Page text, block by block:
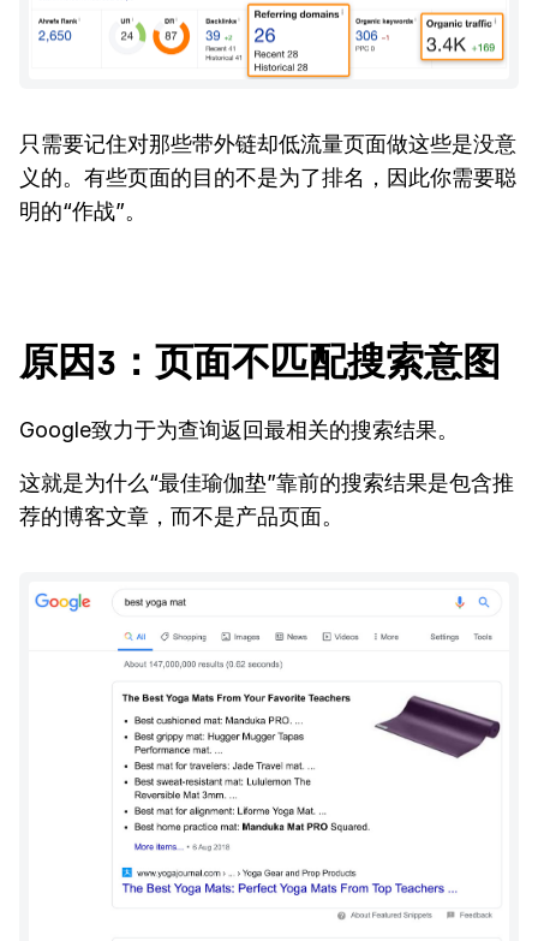
只需要记住对那些带外链却低流量页面做这些是没意
义的。有些页面的目的不是为了排名，因此你需要聪
明的“作战”。
原因3：页面不匹配搜索意图
Google致力于为查询返回最相关的搜索结果。
这就是为什么“最佳瑜伽垫”靠前的搜索结果是包含推
荐的博客文章，而不是产品页面。